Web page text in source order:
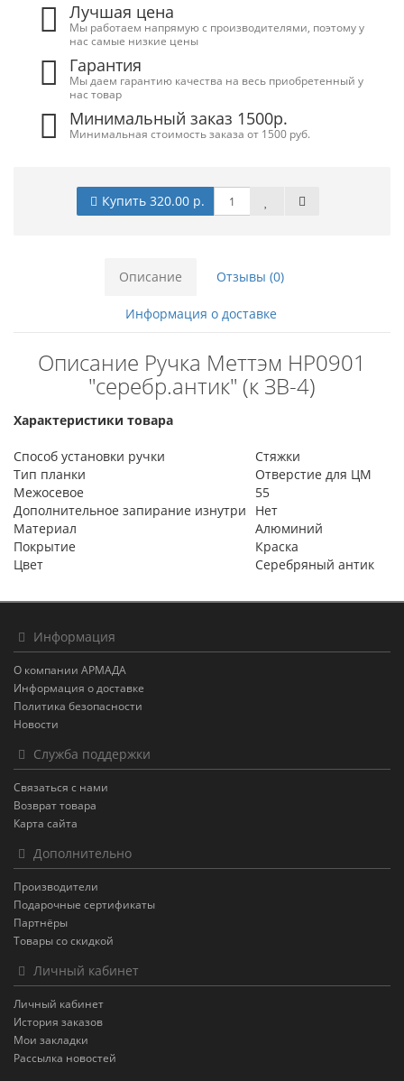
Лучшая цена
Мы работаем напрямую с производителями, поэтому у
нас самые низкие цены
Гарантия
Мы даем гарантию качества на весь приобретенный у
нас товар
Минимальный заказ 1500р.
Минимальная стоимость заказа от 1500 руб.
Купить 320.00 р.
Описание Отзывы (0)
Информация о доставке
Описание Ручка Меттэм НР0901
"серебр.антик" (к ЗВ-4)
Характеристики товара
Способ установки ручки
Стяжки
Тип планки
Отверстие для ЦМ
Межосевое
55
Дополнительное запирание изнутри
Нет
Материал
Алюминий
Покрытие
Краска
Цвет
Серебряный антик
Информация
О компании АРМАДА
Информация о доставке
Политика безопасности
Новости
Служба поддержки
Связаться с нами
Возврат товара
Карта сайта
Дополнительно
Производители
Подарочные сертификаты
Партнёры
Товары со скидкой
Личный кабинет
Личный кабинет
История заказов
Мои закладки
Рассылка новостей